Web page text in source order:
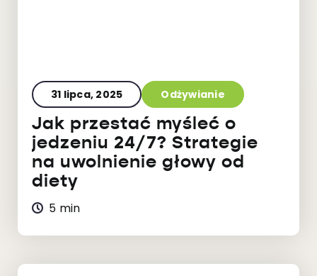
31 lipca, 2025 Odżywianie
Jak przestać myśleć o
jedzeniu 24/7? Strategie
na uwolnienie głowy od
diety
5 min